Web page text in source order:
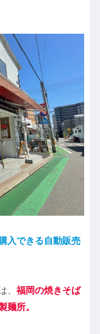
入できる自動販売
、 福岡の焼きそば
麺所。